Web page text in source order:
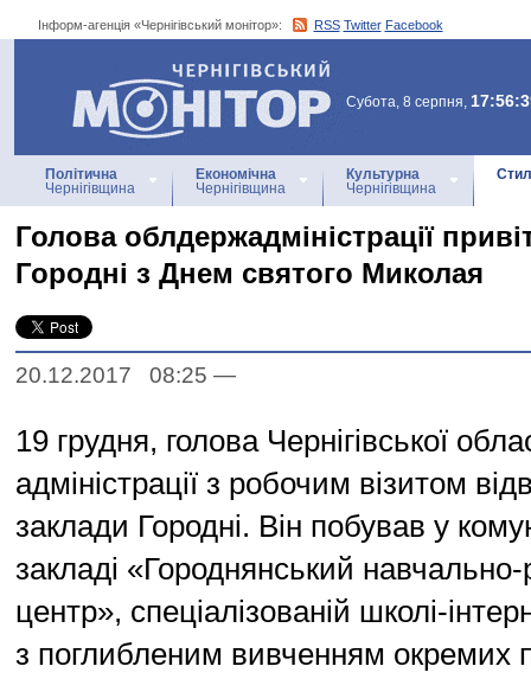
Інформ-агенція «Чернігівський монітор»: RSS Twitter Facebook
Інформ-агенція
«Чернігівський монітор»
Субота, 8 серпня,
Політична
Чернігівщина
Економічна
Чернігівщина
Культурна
Чернігівщина
Голова облдержадміністрації
Городні з Днем святого Миколая
20.12.2017 08:25 —
19 грудня, голова Чернігівської
адміністрації з робочим візитом
заклади Городні. Він побував у
закладі «Городнянський навчально-
центр», спеціалізованій школі-
з поглибленим вивченням окремих